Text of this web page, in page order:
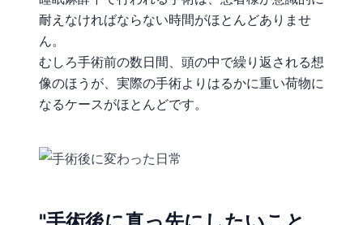
耐えなければならない時間がほとんどありませ
ん。
むしろ手術前の数日間、頭の中で繰り返される想
像のほうが、実際の手術よりはるかに重い荷物に
なるケースがほとんどです。